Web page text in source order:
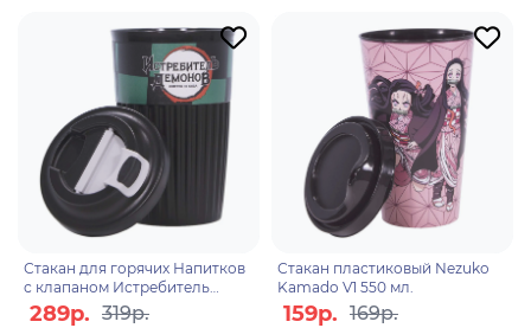
Стакан для горячих Напитков
с клапаном Истребитель
демонов 450мл.
289р. 319р.
Стакан пластиковый Nezuko
Kamado V1 550 мл.
159р. 169р.